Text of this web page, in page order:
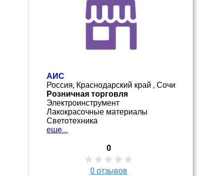
АИС
Россия, Краснодарский край , Сочи
Розничная торговля
Электроинструмент
Лакокрасочные материалы
Светотехника
еще...
0
0 отзывов